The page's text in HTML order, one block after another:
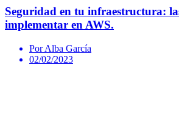
Seguridad en tu infraestructura:
implementar en AWS.
Por Alba García
02/02/2023